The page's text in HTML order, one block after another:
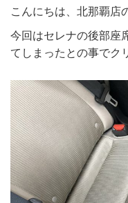
こんにちは、北那覇店
今回はセレナの後部座
てしまったとの事でク